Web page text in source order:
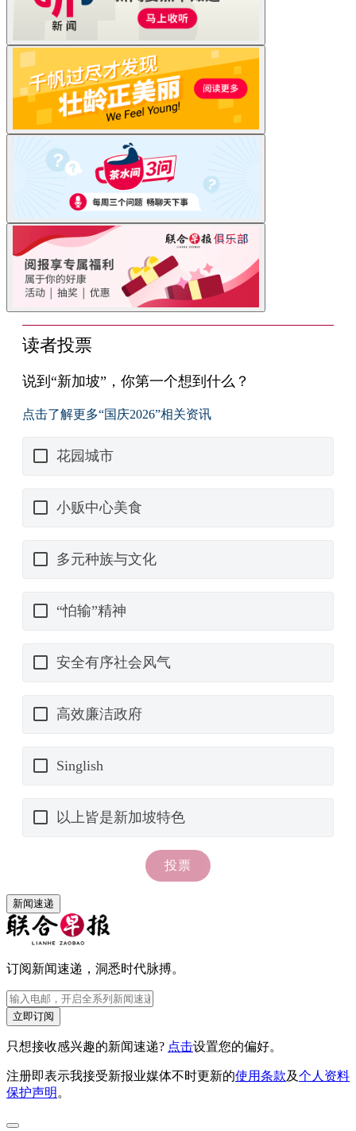
新闻速递
订阅新闻速递，洞悉时代脉搏。
立即订阅
只想接收感兴趣的新闻速递? 点击设置您的偏好。
注册即表示我接受新报业媒体不时更新的使用条款及个人资料
保护声明 。